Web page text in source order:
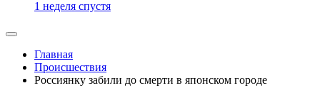
1 неделя спустя
Главная
Происшествия
Россиянку забили до смерти в японском городе